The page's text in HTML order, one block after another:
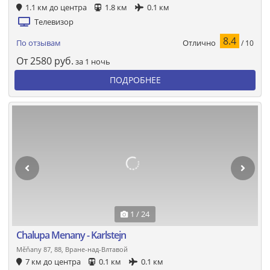
1.1 км до центра 1.8 км
0.1 км
Телевизор
По отзывам Отлично 8.4 / 10
От2580 руб. за 1 ночь
ПОДРОБНЕЕ
1 / 24
Chalupa Menany - Karlstejn
Měňany 87, 88, Вране-над-Влтавой
7 км до центра 0.1 км 0.1 км